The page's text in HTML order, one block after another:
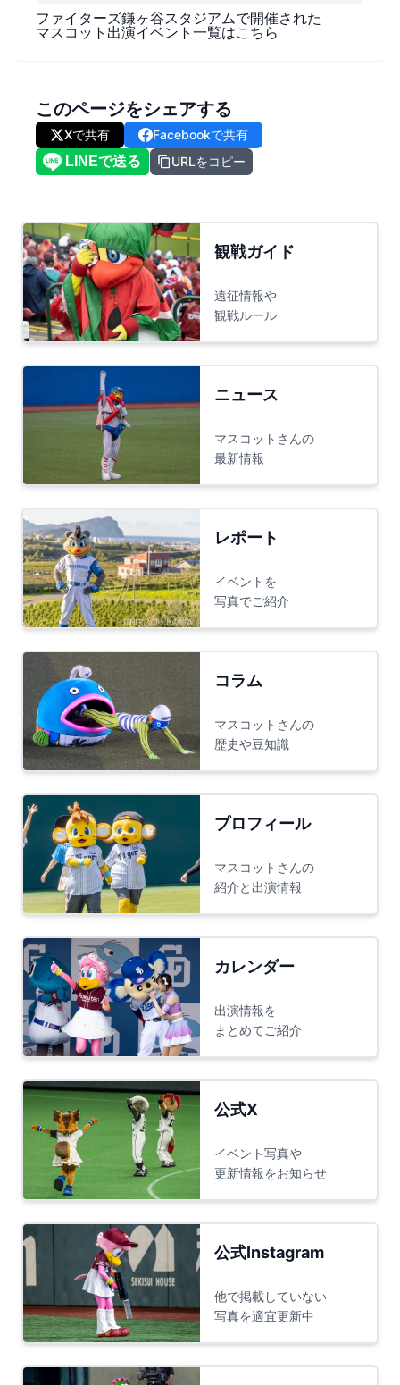
ファイターズ鎌ヶ谷スタジアムで開催された
マスコット出演イベント一覧はこちら
このページをシェアする
Xで共有
Facebookで共有
URLをコピー
観戦ガイド
遠征情報や
観戦ルール
ニュース
マスコットさんの
最新情報
レポート
イベントを
写真でご紹介
コラム
マスコットさんの
歴史や豆知識
プロフィール
マスコットさんの
紹介と出演情報
カレンダー
出演情報を
まとめてご紹介
公式X
イベント写真や
更新情報をお知らせ
公式Instagram
他で掲載していない
写真を適宜更新中